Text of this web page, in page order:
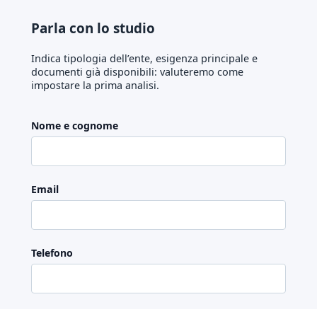
Parla con lo studio
Indica tipologia dell’ente, esigenza principale e
documenti già disponibili: valuteremo come
impostare la prima analisi.
Nome e cognome
Email
Telefono